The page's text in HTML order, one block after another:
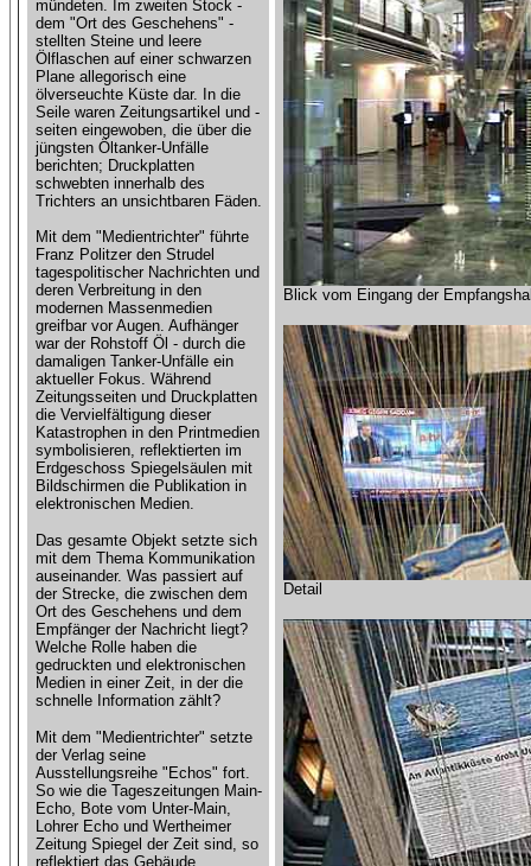
mündeten. Im zweiten Stock -
dem "Ort des Geschehens" -
stellten Steine und leere
Ölflaschen auf einer schwarzen
Plane allegorisch eine
ölverseuchte Küste dar. In die
Seile waren Zeitungsartikel und -
seiten eingewoben, die über die
jüngsten Öltanker-Unfälle
berichten; Druckplatten
schwebten innerhalb des
Trichters an unsichtbaren Fäden.
Mit dem "Medientrichter" führte
Franz Politzer den Strudel
tagespolitischer Nachrichten und
deren Verbreitung in den
modernen Massenmedien
greifbar vor Augen. Aufhänger
war der Rohstoff Öl - durch die
damaligen Tanker-Unfälle ein
aktueller Fokus. Während
Zeitungsseiten und Druckplatten
die Vervielfältigung dieser
Katastrophen in den Printmedien
symbolisieren, reflektierten im
Erdgeschoss Spiegelsäulen mit
Bildschirmen die Publikation in
elektronischen Medien.
Das gesamte Objekt setzte sich
mit dem Thema Kommunikation
auseinander. Was passiert auf
der Strecke, die zwischen dem
Ort des Geschehens und dem
Empfänger der Nachricht liegt?
Welche Rolle haben die
gedruckten und elektronischen
Medien in einer Zeit, in der die
schnelle Information zählt?
Mit dem "Medientrichter" setzte
der Verlag seine
Ausstellungsreihe "Echos" fort.
So wie die Tageszeitungen Main-
Echo, Bote vom Unter-Main,
Lohrer Echo und Wertheimer
Zeitung Spiegel der Zeit sind, so
reflektiert das Gebäude
Blick vom Eingang der
Detail